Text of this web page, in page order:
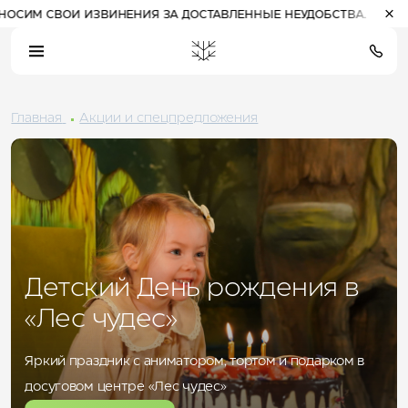
ЗА ДОСТАВЛЕННЫЕ НЕУДОБСТВА.
ПРОЖИВАНИЕ НА КУРОРТЕ
Отель 3*
Комплекс шале
Отель 5*
СПЕЦПРЕДЛОЖЕНИЯ
РАЗВЛЕЧЕНИЯ
21:37 (Алтай)
Прогулочные билеты
на канатные дороги
Расписание работы
канатных дорог
19°
Главная Акции и спецпредложения
Детский День рождения в
«Лес чудес»
Яркий праздник с аниматором, тортом и подарком в
досуговом центре «Лес чудес»